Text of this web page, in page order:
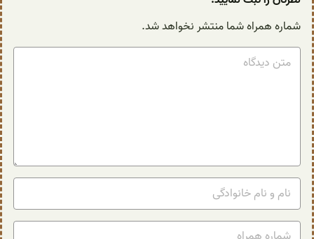
شماره همراه شما منتشر نخواهد شد.